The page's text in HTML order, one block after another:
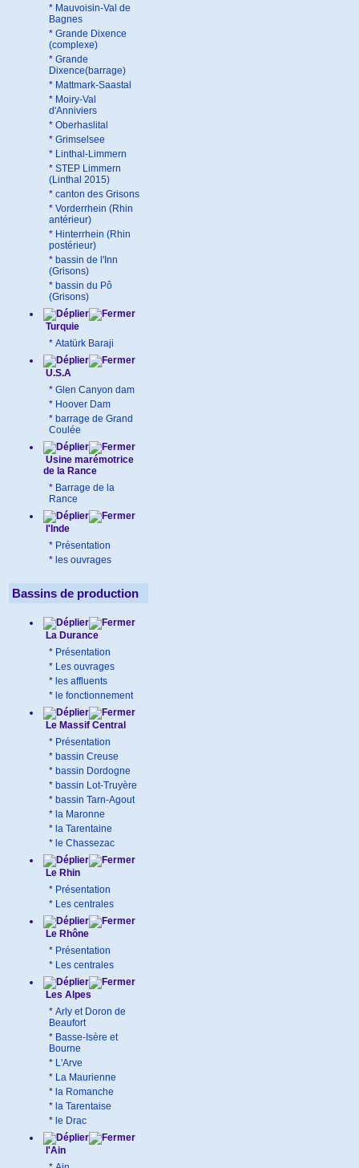
* Mauvoisin-Val de
Bagnes
* Grande Dixence
(complexe)
* Grande
Dixence(barrage)
* Mattmark-Saastal
* Moiry-Val
d'Anniviers
* Oberhaslital
* Grimselsee
* Linthal-Limmern
* STEP Limmern
(Linthal 2015)
* canton des Grisons
* Vorderrhein (Rhin
antérieur)
* Hinterrhein (Rhin
postérieur)
* bassin de l'Inn
(Grisons)
* bassin du Pô
(Grisons)
Turquie
* Atatürk Baraji
U.S.A
* Glen Canyon dam
* Hoover Dam
* barrage de Grand
Coulée
Usine marémotrice
de la Rance
* Barrage de la
Rance
l'Inde
* Présentation
* les ouvrages
Bassins de production
La Durance
* Présentation
* Les ouvrages
* les affluents
* le fonctionnement
Le Massif Central
* Présentation
* bassin Creuse
* bassin Dordogne
* bassin Lot-Truyère
* bassin Tarn-Agout
* la Maronne
* la Tarentaine
* le Chassezac
Le Rhin
* Présentation
* Les centrales
Le Rhône
* Présentation
* Les centrales
Les Alpes
* Arly et Doron de
Beaufort
* Basse-Isère et
Bourne
* L'Arve
* La Maurienne
* la Romanche
* la Tarentaise
* le Drac
l'Ain